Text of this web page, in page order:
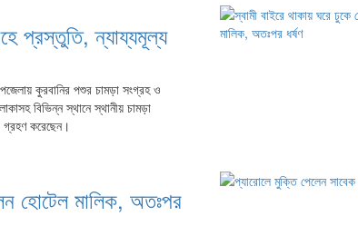
প্রস্তুতি, ন্যায্যমূল্য
কুরবানির পশুর চামড়া সংগ্রহ ও
বিভিন্ন স্থানে স্থানীয় চামড়া
গ্রহণ করেছেন।
হোটেল মালিক, অতঃপর